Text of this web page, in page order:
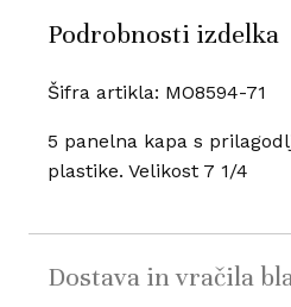
Podrobnosti izdelka
Šifra artikla: MO8594-71
5 panelna kapa s
plastike. Velikost 7 1/4
Dostava in vračila